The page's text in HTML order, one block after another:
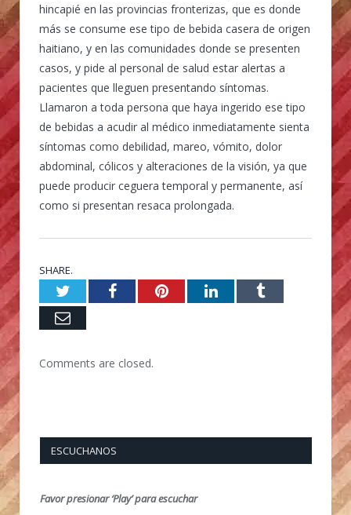
hincapié en las provincias fronterizas, que es donde
más se consume ese tipo de bebida casera de origen
haitiano, y en las comunidades donde se presenten
casos, y pide al personal de salud estar alertas a
pacientes que lleguen presentando síntomas.
Llamaron a toda persona que haya ingerido ese tipo
de bebidas a acudir al médico inmediatamente sienta
síntomas como debilidad, mareo, vómito, dolor
abdominal, cólicos y alteraciones de la visión, ya que
puede producir ceguera temporal y permanente, así
como si presentan resaca prolongada.
SHARE.
TwitterFacebookPinterestLinkedInTumblr
Email
Comments are closed.
ESCUCHANOS
Favor presionar ‘Play’ para escuchar